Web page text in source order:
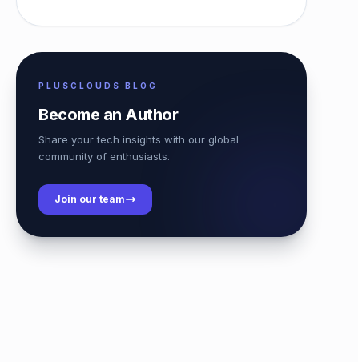
PLUSCLOUDS BLOG
Become an Author
Share your tech insights with our global
community of enthusiasts.
Join our team